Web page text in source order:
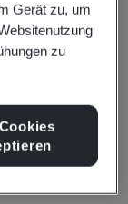
Gerät zu, um
zu